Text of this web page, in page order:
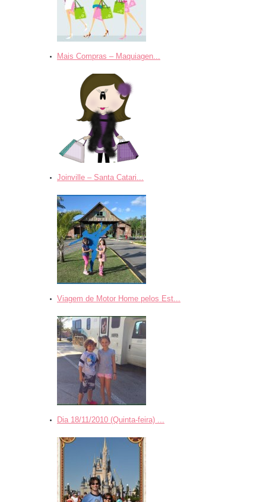
Mais Compras – Maquiagen...
Joinville – Santa Catari...
Viagem de Motor Home pelos Est...
Dia 18/11/2010 (Quinta-feira) ...